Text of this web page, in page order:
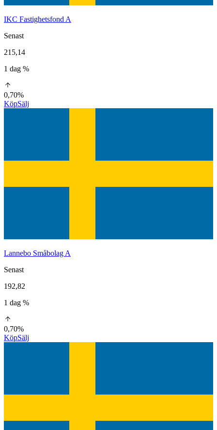
IKC Fastighetsfond A
Senast
215,14
1 dag %
0,70%
KöpSälj
Lannebo Småbolag A
Senast
192,82
1 dag %
0,70%
KöpSälj